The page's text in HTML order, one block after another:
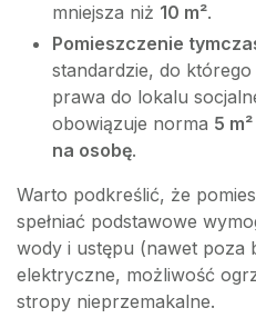
mniejsza niż 10 m².
Pomieszczenie
standardzie, do
prawa do lokalu
obowiązuje norma 5
na osobę.
Warto podkreślić, że
spełniać podstawowe
wody i ustępu (nawet poza
elektryczne, możliwość
stropy nieprzemakalne.